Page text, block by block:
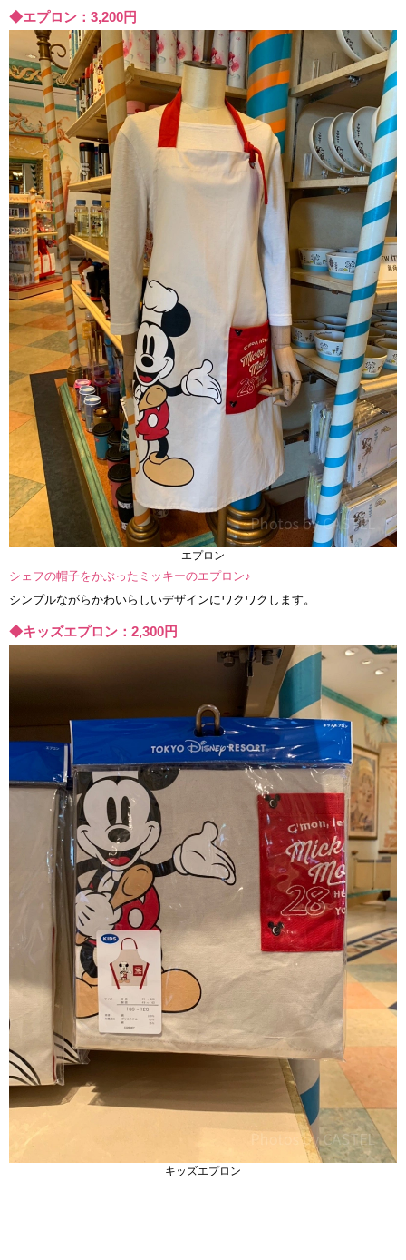
◆エプロン：3,200円
エプロン
シェフの帽子をかぶったミッキーのエプロン♪
シンプルながらかわいらしいデザインにワクワクします。
◆キッズエプロン：2,300円
キッズエプロン